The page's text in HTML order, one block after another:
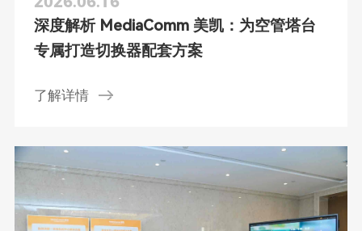
深度解析 MediaComm 美凯：为空管塔台
专属打造切换器配套方案
了解详情